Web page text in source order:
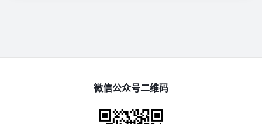
微信公众号二维码